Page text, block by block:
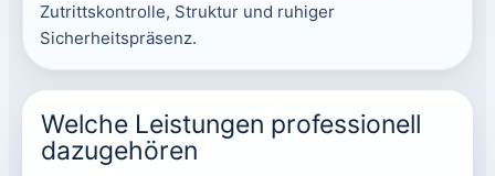
Zutrittskontrolle, Struktur und ruhiger
Sicherheitspräsenz.
Welche Leistungen professionell
dazugehören